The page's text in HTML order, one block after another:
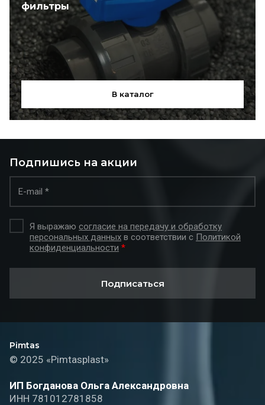
фильтры
В каталог
Подпишись на акции
Я выражаю согласие на передачу и обработку
персональных данных в соответствии с Политикой
конфиденциальности *
Подписаться
Pimtas
© 2025 «Pimtasplast»
ИП Богданова Ольга Александровна
ИНН 781012781858